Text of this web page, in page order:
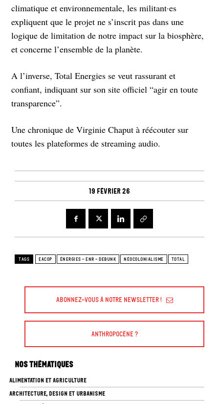
climatique et environnementale, les militant·es
expliquent que le projet ne s’inscrit pas dans une
logique de limitation de notre impact sur la biosphère,
et concerne l’ensemble de la planète.
A l’inverse, Total Energies se veut rassurant et
confiant, indiquant sur son site officiel “agir en toute
transparence”.
Une chronique de Virginie Chaput à réécouter sur
toutes les plateformes de streaming audio.
19 février 26
TAGS EACOP ÉNERGIES - ENR - DEBUNK NÉOCOLONIALISME TOTAL
Abonnez-vous à Notre Newsletter !
Anthropocène ?
Nos thématiques
ALIMENTATION ET AGRICULTURE
ARCHITECTURE, DESIGN ET URBANISME